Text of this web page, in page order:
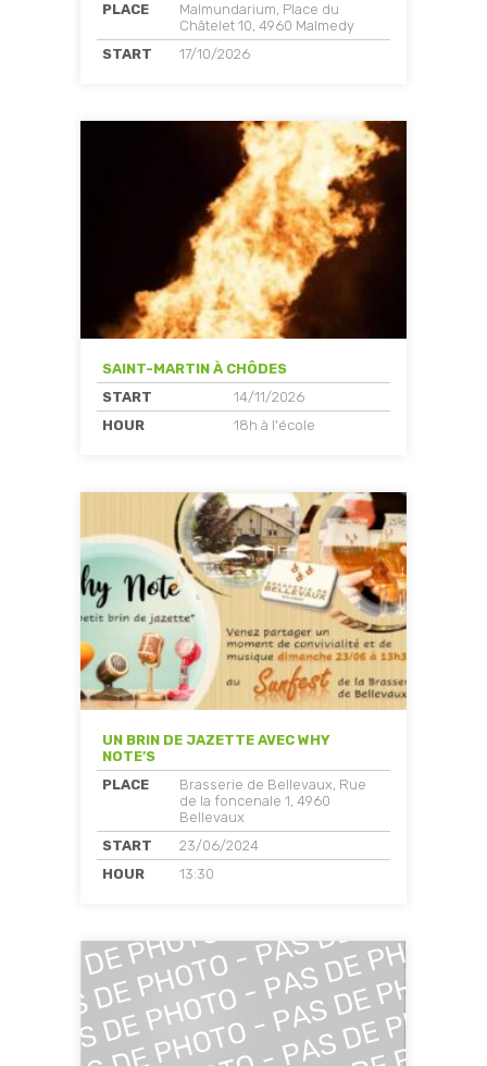
PLACE
Malmundarium, Place du
Châtelet 10, 4960 Malmedy
START
17/10/2026
SAINT-MARTIN À CHÔDES
START
14/11/2026
HOUR
18h à l'école
UN BRIN DE JAZETTE AVEC WHY
NOTE’S
PLACE
Brasserie de Bellevaux, Rue
de la foncenale 1, 4960
Bellevaux
START
23/06/2024
HOUR
13:30